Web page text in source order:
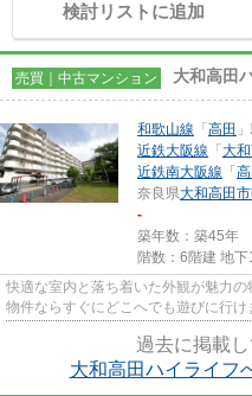
検討リストに追加
売買｜中古マンション 大和高田
和歌山線 「 高田
近鉄大阪線 「 大
近鉄南大阪線 「
奈良県大和高田市
-
築年数：築45年
階数：6階建 地下
快適な室内と落ち着いた外観が魅力
物件ならすぐにどこへでも遊びに行
過去に掲載し
大和高田ハイライフ